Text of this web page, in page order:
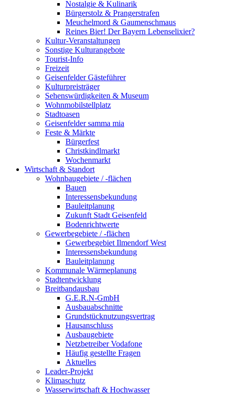
Nostalgie & Kulinarik
Bürgerstolz & Prangerstrafen
Meuchelmord & Gaumenschmaus
Reines Bier! Der Bayern Lebenselixier?
Kultur-Veranstaltungen
Sonstige Kulturangebote
Tourist-Info
Freizeit
Geisenfelder Gästeführer
Kulturpreisträger
Sehenswürdigkeiten & Museum
Wohnmobilstellplatz
Stadtoasen
Geisenfelder samma mia
Feste & Märkte
Bürgerfest
Christkindlmarkt
Wochenmarkt
Wirtschaft & Standort
Wohnbaugebiete / -flächen
Bauen
Interessensbekundung
Bauleitplanung
Zukunft Stadt Geisenfeld
Bodenrichtwerte
Gewerbegebiete / -flächen
Gewerbegebiet Ilmendorf West
Interessensbekundung
Bauleitplanung
Kommunale Wärmeplanung
Stadtentwicklung
Breitbandausbau
G.E.R.N-GmbH
Ausbauabschnitte
Grundstücknutzungsvertrag
Hausanschluss
Ausbaugebiete
Netzbetreiber Vodafone
Häufig gestellte Fragen
Aktuelles
Leader-Projekt
Klimaschutz
Wasserwirtschaft & Hochwasser